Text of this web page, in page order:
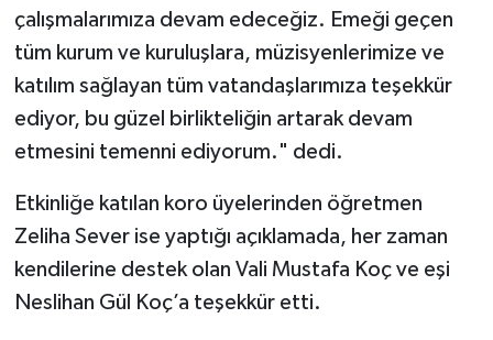
çalışmalarımıza devam edeceğiz. Emeği geçen
tüm kurum ve kuruluşlara, müzisyenlerimize ve
katılım sağlayan tüm vatandaşlarımıza teşekkür
ediyor, bu güzel birlikteliğin artarak devam
etmesini temenni ediyorum." dedi.
Etkinliğe katılan koro üyelerinden öğretmen
Zeliha Sever ise yaptığı açıklamada, her zaman
kendilerine destek olan Vali Mustafa Koç ve eşi
Neslihan Gül Koç’a teşekkür etti.